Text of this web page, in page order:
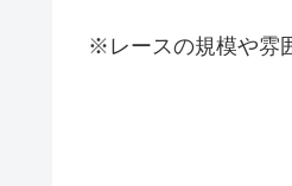
※レースの規模や雰